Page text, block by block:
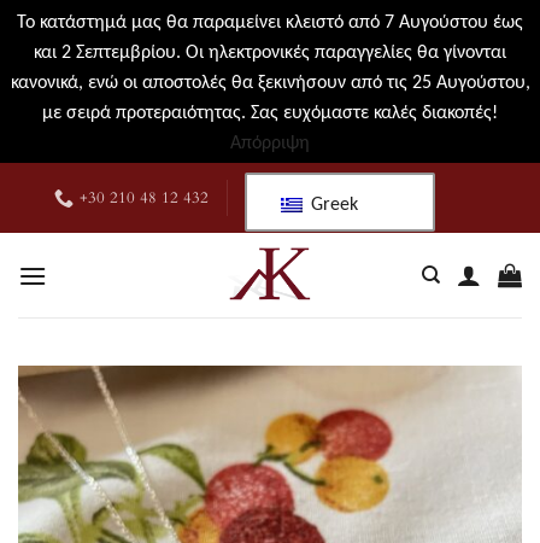
Το κατάστημά μας θα παραμείνει κλειστό από 7 Αυγούστου έως
και 2 Σεπτεμβρίου. Οι ηλεκτρονικές παραγγελίες θα γίνονται
κανονικά, ενώ οι αποστολές θα ξεκινήσουν από τις 25 Αυγούστου,
με σειρά προτεραιότητας. Σας ευχόμαστε καλές διακοπές!
Απόρριψη
περιεχόμενο
+30 210 48 12 432 Greek